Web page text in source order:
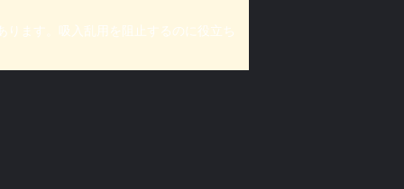
ます。吸入乱用を阻止するのに役立ち